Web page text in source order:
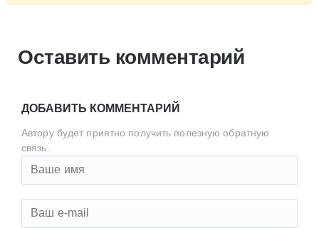
Оставить комментарий
ДОБАВИТЬ КОММЕНТАРИЙ
Автору будет приятно получить полезную обратную
связь.